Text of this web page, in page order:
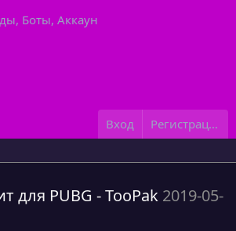
Вход Регистрация
для PUBG - TooPak 2019-05-